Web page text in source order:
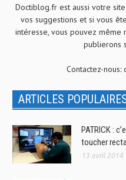
Doctiblog.fr est aussi votre
vos suggestions et si vous
intéresse, vous pouvez même
publierons
Contactez-nous:
ARTICLES
PATRICK :
toucher
13 avril 2014